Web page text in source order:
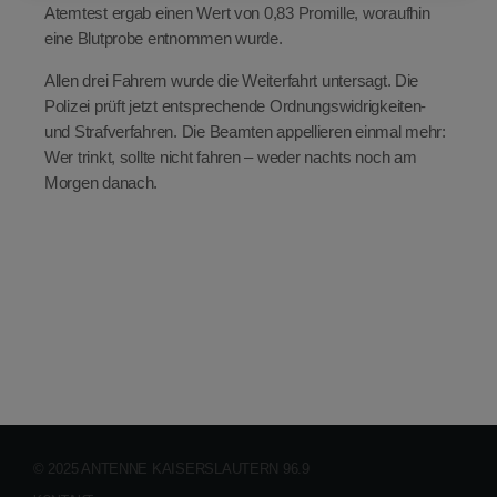
Atemtest ergab einen Wert von 0,83 Promille, woraufhin
eine Blutprobe entnommen wurde.
Allen drei Fahrern wurde die Weiterfahrt untersagt. Die
Polizei prüft jetzt entsprechende Ordnungswidrigkeiten-
und Strafverfahren. Die Beamten appellieren einmal mehr:
Wer trinkt, sollte nicht fahren – weder nachts noch am
Morgen danach.
© 2025 ANTENNE KAISERSLAUTERN 96.9